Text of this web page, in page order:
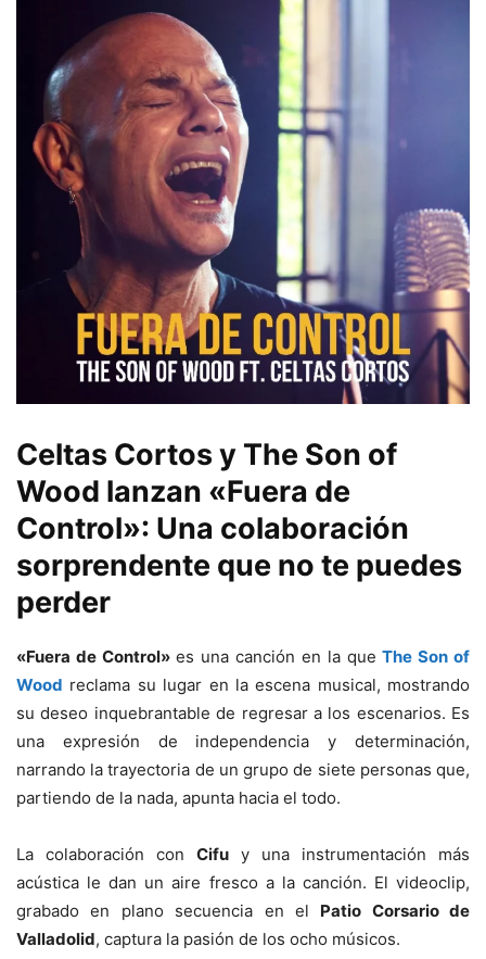
Celtas Cortos y The Son of
Wood lanzan «Fuera de
Control»: Una colaboración
sorprendente que no te puedes
perder
«Fuera de Control»es una canción en la queThe Son of
Wood reclama su lugar en la escena musical, mostrando
su deseo inquebrantable de regresar a los escenarios. Es
una expresión de independencia y determinación,
narrando la trayectoria de un grupo de siete personas que,
partiendo de la nada, apunta hacia el todo.
La colaboración con Cifu y una instrumentación más
acústica le dan un aire fresco a la canción. El videoclip,
grabado en plano secuencia en el Patio Corsario de
Valladolid, captura la pasión de los ocho músicos.